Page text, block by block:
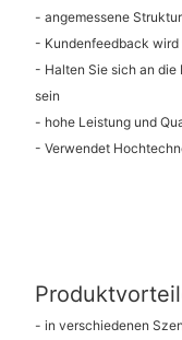
- angemessene
- Kundenfeedback wird
- Halten Sie sich an die
sein
- hohe Leistung und
- Verwendet
- in verschiedenen